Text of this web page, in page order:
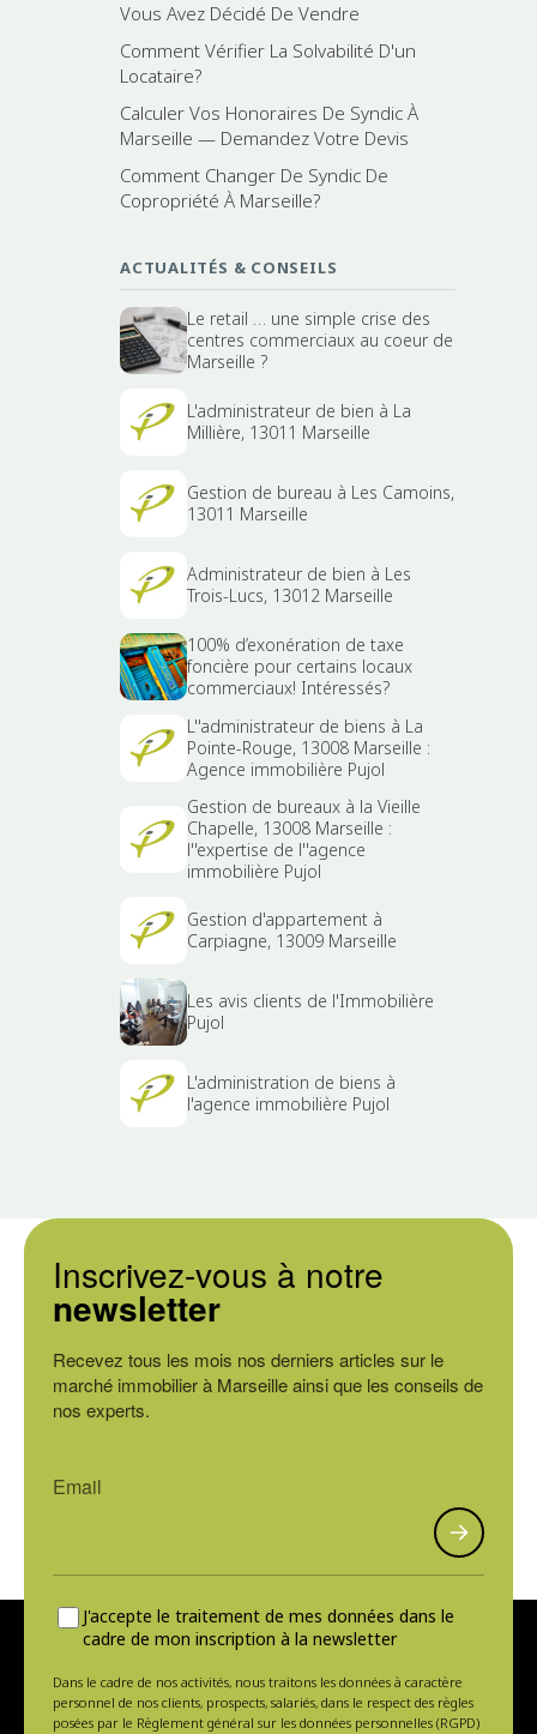
Vous Avez Décidé De Vendre
Comment Vérifier La Solvabilité D'un
Locataire?
Calculer Vos Honoraires De Syndic À
Marseille — Demandez Votre Devis
Comment Changer De Syndic De
Copropriété À Marseille?
ACTUALITÉS & CONSEILS
Le retail … une simple crise des
centres commerciaux au coeur de
Marseille ?
L'administrateur de bien à La
Millière, 13011 Marseille
Gestion de bureau à Les Camoins,
13011 Marseille
Administrateur de bien à Les
Trois-Lucs, 13012 Marseille
100% d’exonération de taxe
foncière pour certains locaux
commerciaux! Intéressés?
L''administrateur de biens à La
Pointe-Rouge, 13008 Marseille :
Agence immobilière Pujol
Gestion de bureaux à la Vieille
Chapelle, 13008 Marseille :
l''expertise de l''agence
immobilière Pujol
Gestion d'appartement à
Carpiagne, 13009 Marseille
Les avis clients de l'Immobilière
Pujol
L'administration de biens à
l'agence immobilière Pujol
Inscrivez-vous à notre
newsletter
Recevez tous les mois nos derniers articles sur le
marché immobilier à Marseille ainsi que les conseils de
nos experts.
J'accepte le traitement de mes données dans le
cadre de mon inscription à la newsletter
Dans le cadre de nos activités, nous traitons les données à caractère
personnel de nos clients, prospects, salariés, dans le respect des règles
posées par le Règlement général sur les données personnelles (RGPD)